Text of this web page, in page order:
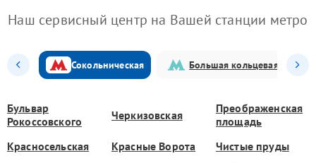
Наш сервисный центр на Вашей станции метро
Сокольническая Большая кольцевая
Бульвар
Рокоссовского
Черкизовская
Преображенская
площадь
Красносельская
Красные Ворота Чистые пруды